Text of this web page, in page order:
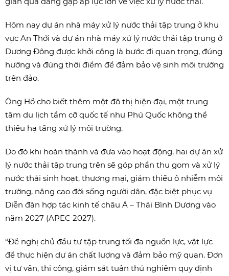
Hôm nay dự án nhà máy xử lý nước thải tập trung ở khu
vực An Thới và dự án nhà máy xử lý nước thải tập trung ở
Dương Đông được khởi công là bước đi quan trọng, đúng
hướng và đúng thời điểm để đảm bảo vệ sinh môi trường
trên đảo.
Ông Hồ cho biết thêm một đô thị hiện đại, một trung
tâm du lịch tầm cỡ quốc tế như Phú Quốc không thể
thiếu hạ tầng xử lý môi trường.
Do đó khi hoàn thành và đưa vào hoạt động, hai dự án xử
lý nước thải tập trung trên sẽ góp phần thu gom và xử lý
nước thải sinh hoạt, thương mại, giảm thiểu ô nhiễm môi
trường, nâng cao đời sống người dân, đặc biệt phục vụ
Diễn đàn hợp tác kinh tế châu Á – Thái Bình Dương vào
năm 2027 (APEC 2027).
“Đề nghị chủ đầu tư tập trung tối đa nguồn lực, vật lực
để thực hiện dự án chất lượng và đảm bảo mỹ quan. Đơn
vị tư vấn, thi công, giám sát tuân thủ nghiêm quy định